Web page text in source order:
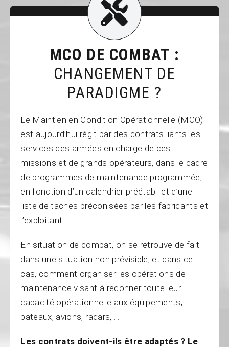
MCO DE COMBAT :
CHANGEMENT DE
PARADIGME ?
Le Maintien en Condition Opérationnelle (MCO)
est aujourd’hui régit par des contrats liants les
services des armées en charge de ces
missions et de grands opérateurs, dans le cadre
de programmes de maintenance programmée,
en fonction d’un calendrier préétabli et d’une
liste de taches préconisées par les fabricants et
l’exploitant.
En situation de combat, on se retrouve de fait
dans une situation non prévisible, et dans ce
cas, comment organiser les opérations de
maintenance visant à redonner toute leur
capacité opérationnelle aux équipements,
bateaux, avions, radars, …
Les contrats doivent-ils être adaptés ? Le